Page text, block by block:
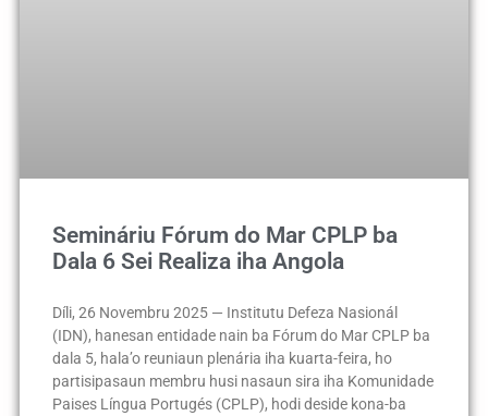
Semináriu Fórum do Mar CPLP ba
Dala 6 Sei Realiza iha Angola
Díli, 26 Novembru 2025 — Institutu Defeza Nasionál
(IDN), hanesan entidade nain ba Fórum do Mar CPLP ba
dala 5, hala’o reuniaun plenária iha kuarta-feira, ho
partisipasaun membru husi nasaun sira iha Komunidade
Paises Língua Portugés (CPLP), hodi deside kona-ba